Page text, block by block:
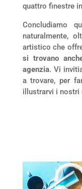
quattro finestre
Concludiamo
naturalmente,
artistico che
si trovano
agenzia. Vi
a trovare, per
illustrarvi i nostri